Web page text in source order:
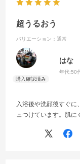
超うるおう
バリエーション：通常
はな
年代:50
入浴後や洗顔後すぐに
ュつけています。肌に